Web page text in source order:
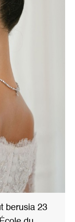
berusia 23